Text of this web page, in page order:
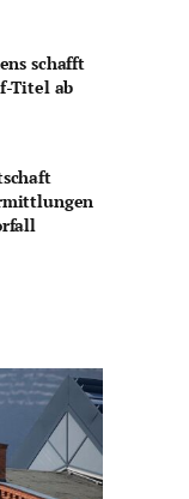
schafft
Titel ab